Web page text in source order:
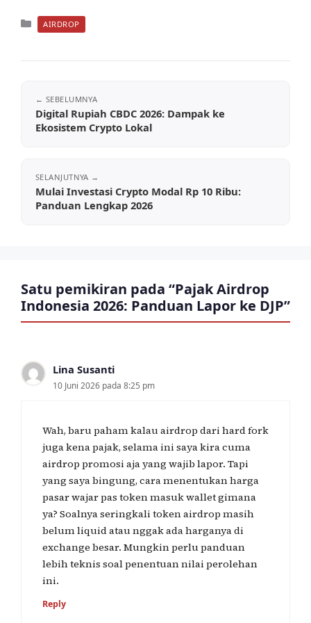
Kategori
AIRDROP
Digital Rupiah CBDC 2026: Dampak ke
Ekosistem Crypto Lokal
Mulai Investasi Crypto Modal Rp 10 Ribu:
Panduan Lengkap 2026
Satu pemikiran pada “Pajak Airdrop
Indonesia 2026: Panduan Lapor ke DJP”
Lina Susanti
10 Juni 2026 pada 8:25 pm
Wah, baru paham kalau airdrop dari hard fork
juga kena pajak, selama ini saya kira cuma
airdrop promosi aja yang wajib lapor. Tapi
yang saya bingung, cara menentukan harga
pasar wajar pas token masuk wallet gimana
ya? Soalnya seringkali token airdrop masih
belum liquid atau nggak ada harganya di
exchange besar. Mungkin perlu panduan
lebih teknis soal penentuan nilai perolehan
ini.
Reply